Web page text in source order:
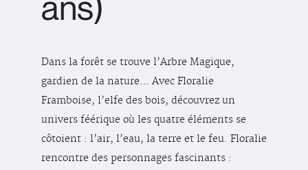
Dans la forêt se trouve l’Arbre Magique,
gardien de la nature… Avec Floralie
Framboise, l’elfe des bois, découvrez un
univers féérique où les quatre éléments se
côtoient : l’air, l’eau, la terre et le feu. Floralie
rencontre des personnages fascinants :